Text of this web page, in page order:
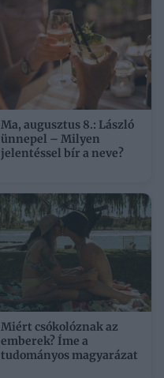
Ma, augusztus 8.: László
ünnepel – Milyen
jelentéssel bír a neve?
Miért csókolóznak az
emberek? Íme a
tudományos magyarázat